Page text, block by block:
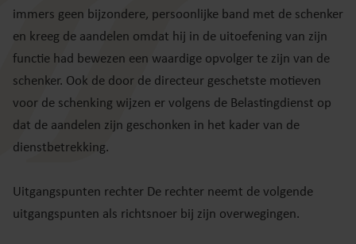
immers geen bijzondere, persoonlijke band met de schenker
en kreeg de aandelen omdat hij in de uitoefening van zijn
functie had bewezen een waardige opvolger te zijn van de
schenker. Ook de door de directeur geschetste motieven
voor de schenking wijzen er volgens de Belastingdienst op
dat de aandelen zijn geschonken in het kader van de
dienstbetrekking.
Uitgangspunten rechter De rechter neemt de volgende
uitgangspunten als richtsnoer bij zijn overwegingen.